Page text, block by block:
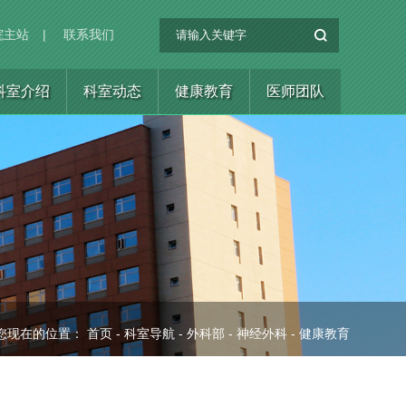
主站 | 联系我们
室介绍 科室动态 健康教育 医师团队
现在的位置： 首页 - 科室导航 - 外科部 - 神经外科 - 健康教育